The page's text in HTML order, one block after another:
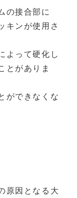
の接合部に
キンが使用さ
よって硬化し
とがありま
ができなくな
原因となる大